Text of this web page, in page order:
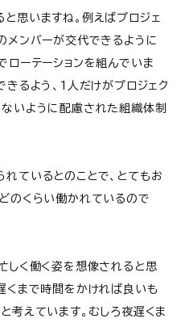
思いますね。例えばプロジェ
メンバーが交代できるように
ローテーションを組んでいま
きるよう、1人だけがプロジェク
いように配慮された組織体制
ているとのことで、とてもお
のくらい働かれているので
しく働く姿を想像されると思
くまで時間をかければ良いも
考えています。むしろ夜遅くま